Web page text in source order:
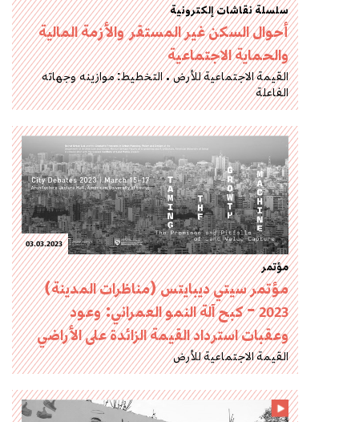
سلسلة نقاشات إلكترونية
أحوال السكن غير المستقر والأزمة المالية
والحماية الاجتماعية
القيمة الاجتماعية للأرض التخطيط: موازينه وجهاته
الفاعلة
03.03.2023
مؤتمر
مؤتمر سيتي ديبايتس (مناظرات المدينة)
2023 – كبح آلة النمو العمراني: وعود
وعقبات استرداد القيمة الزائدة على الأراضي
القيمة الاجتماعية للأرض